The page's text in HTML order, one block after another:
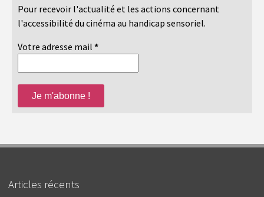
Pour recevoir l'actualité et les actions concernant
l'accessibilité du cinéma au handicap sensoriel.
Votre adresse mail *
Articles récents